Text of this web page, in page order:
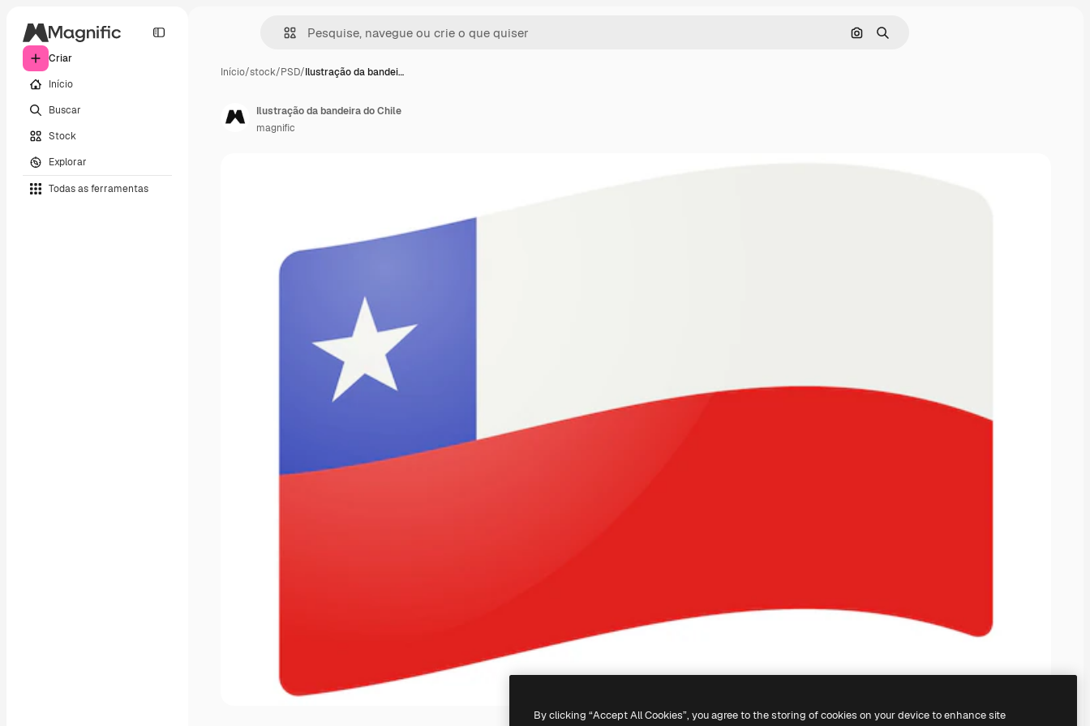
Criar
Início
Buscar
Stock
Explorar
Todas as ferramentas
Pesquisar por imagem
Buscar
Início/stock/PSD/Ilustração da bandei…
Ilustração da bandeira do Chile
magnific
By clicking “Accept All Cookies”, you agree to the storing of cookies on your device to enhance site